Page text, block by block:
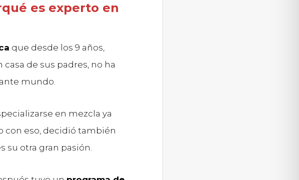
es experto en
que desde los 9 años,
de sus padres, no ha
mundo.
en mezcla ya
con eso, decidió también
su otra gran pasión.